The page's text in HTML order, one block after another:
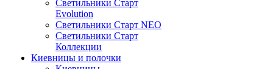
Светильники Старт
Evolution
Светильники Старт NEO
Светильники Старт
Коллекции
Киевницы и полочки